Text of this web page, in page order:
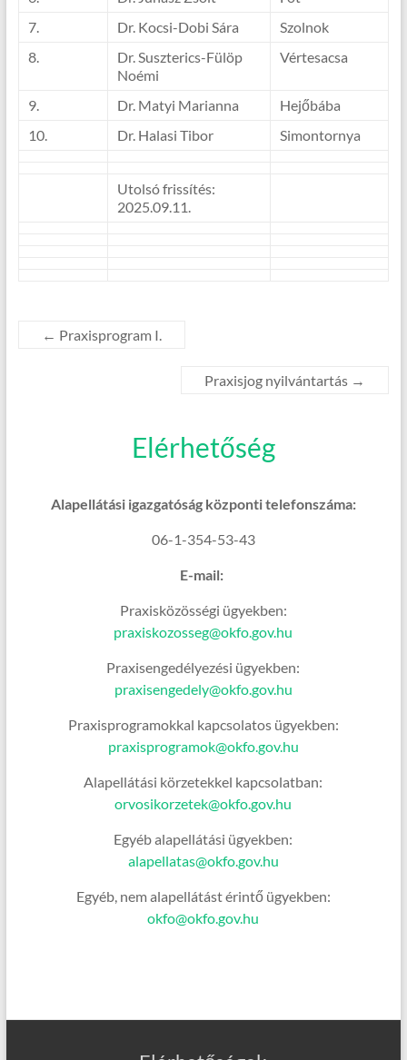
7.
Dr. Kocsi-Dobi Sára
Szolnok
8.
Dr. Suszterics-Fülöp
Noémi
Vértesacsa
9. Dr. Matyi Marianna
Hejőbába
10.
Dr. Halasi Tibor Simontornya
Utolsó frissítés:
2025.09.11.
← Praxisprogram I.
Praxisjog nyilvántartás →
Elérhetőség
Alapellátási igazgatóság központi telefonszáma:
06-1-354-53-43
E-mail:
Praxisközösségi ügyekben:
praxiskozosseg@okfo.gov.hu
Praxisengedélyezési ügyekben:
praxisengedely@okfo.gov.hu
Praxisprogramokkal kapcsolatos ügyekben:
praxisprogramok@okfo.gov.hu
Alapellátási körzetekkel kapcsolatban:
orvosikorzetek@okfo.gov.hu
Egyéb alapellátási ügyekben:
alapellatas@okfo.gov.hu
Egyéb, nem alapellátást érintő ügyekben:
okfo@okfo.gov.hu